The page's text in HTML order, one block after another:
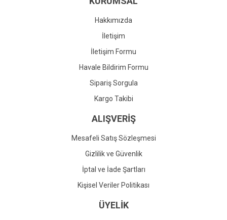
Gönder
Hakkımızda
İletişim
İletişim Formu
Havale Bildirim Formu
Sipariş Sorgula
Kargo Takibi
ALIŞVERİŞ
Mesafeli Satış Sözleşmesi
Gizlilik ve Güvenlik
İptal ve İade Şartları
Kişisel Veriler Politikası
ÜYELİK